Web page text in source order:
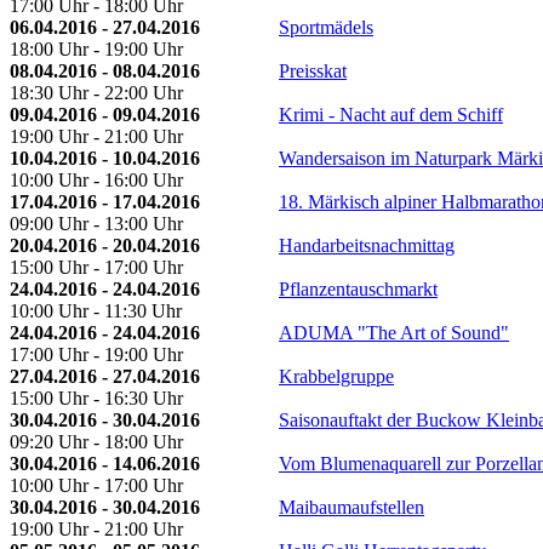
17:00 Uhr - 18:00 Uhr
06.04.2016 - 27.04.2016
18:00 Uhr - 19:00 Uhr
Sportmädels
08.04.2016 - 08.04.2016
18:30 Uhr - 22:00 Uhr
Preisskat
09.04.2016 - 09.04.2016
19:00 Uhr - 21:00 Uhr
Krimi - Nacht auf dem Schiff
10.04.2016 - 10.04.2016
10:00 Uhr - 16:00 Uhr
Wandersaison im Naturpark
17.04.2016 - 17.04.2016
09:00 Uhr - 13:00 Uhr
18. Märkisch alpiner
20.04.2016 - 20.04.2016
15:00 Uhr - 17:00 Uhr
Handarbeitsnachmittag
24.04.2016 - 24.04.2016
10:00 Uhr - 11:30 Uhr
Pflanzentauschmarkt
24.04.2016 - 24.04.2016
17:00 Uhr - 19:00 Uhr
ADUMA "The Art of Sound"
27.04.2016 - 27.04.2016
15:00 Uhr - 16:30 Uhr
Krabbelgruppe
30.04.2016 - 30.04.2016
09:20 Uhr - 18:00 Uhr
Saisonauftakt der Buckow
30.04.2016 - 14.06.2016
10:00 Uhr - 17:00 Uhr
Vom Blumenaquarell zur
30.04.2016 - 30.04.2016
19:00 Uhr - 21:00 Uhr
Maibaumaufstellen